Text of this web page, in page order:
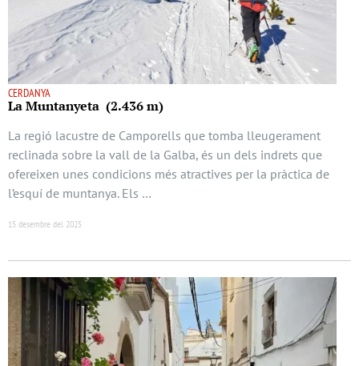
CERDANYA
La Muntanyeta (2.436 m)
La regió lacustre de Camporells que tomba lleugerament
reclinada sobre la vall de la Galba, és un dels indrets que
ofereixen unes condicions més atractives per la pràctica de
l’esquí de muntanya. Els …
15 desembre del 2025